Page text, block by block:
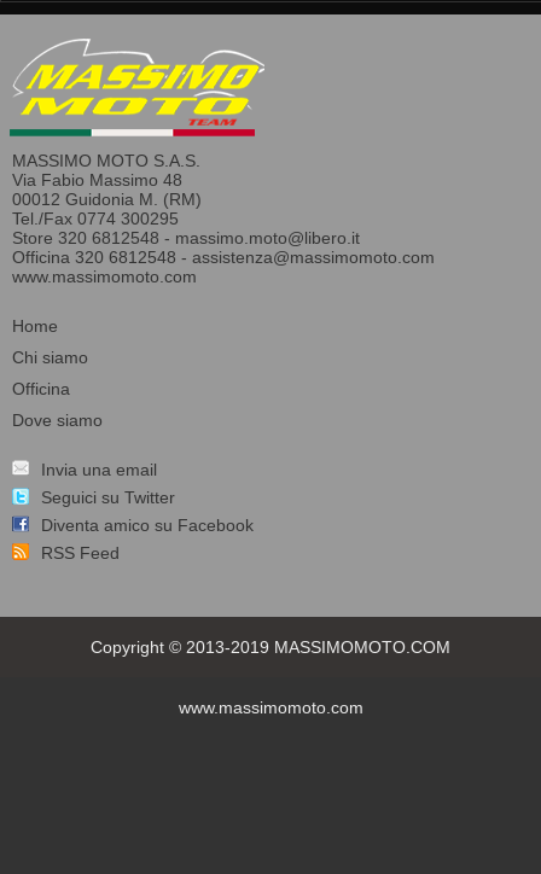
MASSIMO MOTO S.A.S.
Via Fabio Massimo 48
00012 Guidonia M. (RM)
Tel./Fax 0774 300295
Store 320 6812548 - massimo.moto@libero.it
Officina 320 6812548 - assistenza@massimomoto.com
www.massimomoto.com
Home
Chi siamo
Officina
Dove siamo
Invia una email
Seguici su Twitter
Diventa amico su Facebook
RSS Feed
Copyright © 2013-2019 MASSIMOMOTO.COM
www.massimomoto.com